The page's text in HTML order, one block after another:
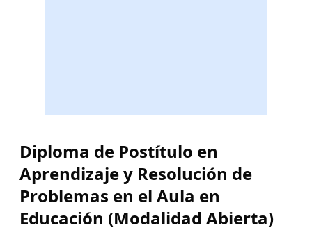
Diploma de Postítulo en
Aprendizaje y Resolución de
Problemas en el Aula en
Educación (Modalidad Abierta)